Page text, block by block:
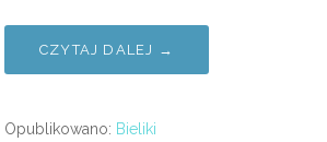
CZYTAJ DALEJ →
Opublikowano: Bieliki